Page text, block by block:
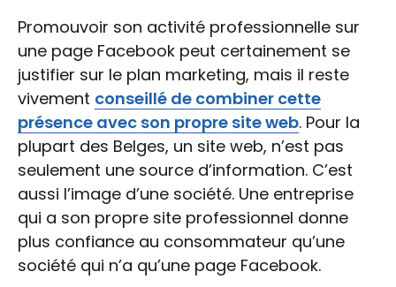
Promouvoir son activité professionnelle sur
une page Facebook peut certainement se
justifier sur le plan marketing, mais il reste
vivement conseillé de combiner cette
présence avec son propre site web. Pour la
plupart des Belges, un site web, n’est pas
seulement une source d’information. C’est
aussi l’image d’une société. Une entreprise
qui a son propre site professionnel donne
plus confiance au consommateur qu’une
société qui n’a qu’une page Facebook.